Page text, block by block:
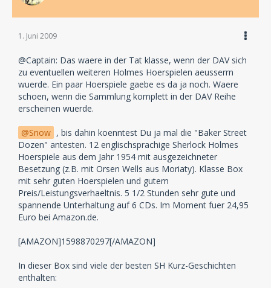
1. Juni 2009
@Captain: Das waere in der Tat klasse, wenn der DAV sich
zu eventuellen weiteren Holmes Hoerspielen aeusserrn
wuerde. Ein paar Hoerspiele gaebe es da ja noch. Waere
schoen, wenn die Sammlung komplett in der DAV Reihe
erscheinen wuerde.
Snow , bis dahin koenntest Du ja mal die "Baker Street
Dozen" antesten. 12 englischsprachige Sherlock Holmes
Hoerspiele aus dem Jahr 1954 mit ausgezeichneter
Besetzung (z.B. mit Orsen Wells aus Moriaty). Klasse Box
mit sehr guten Hoerspielen und gutem
Preis/Leistungsverhaeltnis. 5 1/2 Stunden sehr gute und
spannende Unterhaltung auf 6 CDs. Im Moment fuer 24,95
Euro bei Amazon.de.
[AMAZON]1598870297[/AMAZON]
In dieser Box sind viele der besten SH Kurz-Geschichten
enthalten: